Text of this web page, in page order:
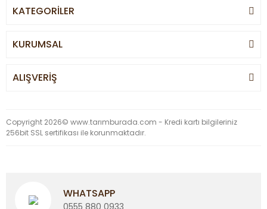
KATEGORİLER
KURUMSAL
ALIŞVERİŞ
Copyright 2026© www.tarımburada.com - Kredi kartı bilgileriniz
256bit SSL sertifikası ile korunmaktadır.
WHATSAPP
0555 880 0933